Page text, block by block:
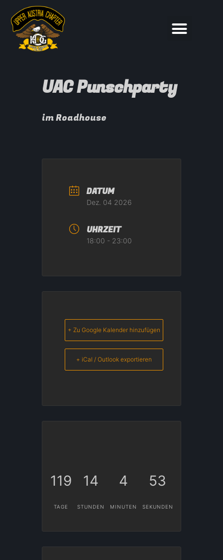
UAC Punschparty
im Roadhouse
DATUM
Dez. 04 2026
UHRZEIT
18:00 - 23:00
+ Zu Google Kalender hinzufügen
+ iCal / Outlook exportieren
119
TAGE
14
STUNDEN
4
MINUTEN
53
SEKUNDEN